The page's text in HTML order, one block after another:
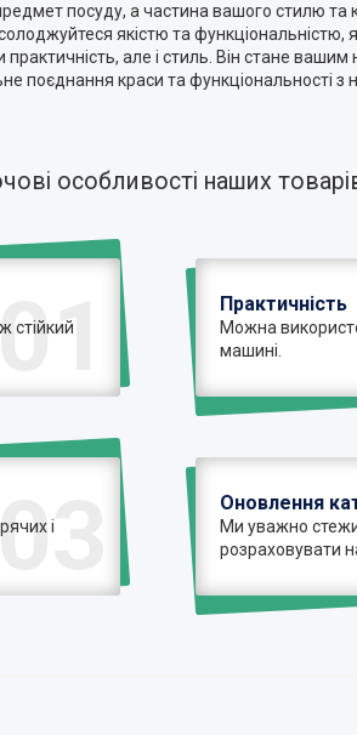
посуду, а частина вашого стилю та
якістю та функціональністю,
але і стиль. Він стане
поєднання краси та функціональності
особливості наших
стійкий
Практичність
Можна
машині.
і
Оновлення
Ми уважно
розраховувати